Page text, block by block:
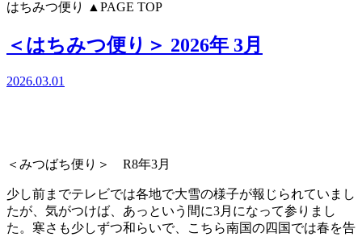
はちみつ便り ▲PAGE TOP
＜はちみつ便り＞ 2026年 3月
2026.03.01
＜みつばち便り＞ R8年3月
少し前までテレビでは各地で大雪の様子が報じられていまし
たが、気がつけば、あっという間に3月になって参りまし
た。寒さも少しずつ和らいで、こちら南国の四国では春を告